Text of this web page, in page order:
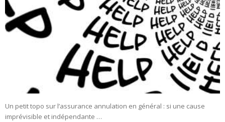
Un petit topo sur l’assurance annulation en général : si une cause
imprévisible et indépendante …